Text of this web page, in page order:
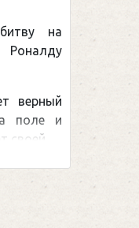
на
Роналду
верный
поле и
...